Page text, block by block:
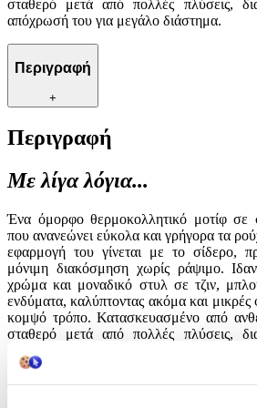
σταθερό μετά από πολλές πλύσεις,
απόχρωσή του για μεγάλο διάστημα.
Περιγραφή
+
Περιγραφή
Με λίγα λόγια...
Ένα όμορφο θερμοκολλητικό μοτίφ σε
που ανανεώνει εύκολα και γρήγορα τα
εφαρμογή του γίνεται με το σίδερο,
μόνιμη διακόσμηση χωρίς ράψιμο.
χρώμα και μοναδικό στυλ σε τζιν,
ενδύματα, καλύπτοντας ακόμα και μικρές
κομψό τρόπο. Κατασκευασμένο από
σταθερό μετά από πολλές πλύσεις,
Χαρακτηριστικά